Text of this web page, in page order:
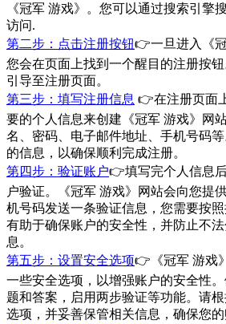
《冠军 游戏》。您可以通过搜索引擎
访问.
第二步：点击注册按钮👉一旦进入《
您会在页面上找到一个醒目的注册按
引导至注册页面。
第三步：填写注册信息 👉在注册页面
要的个人信息来创建《冠军 游戏》网
名、密码、电子邮件地址、手机号码
的信息，以确保顺利完成注册。
第四步：验证账户👉填写完个人信息
户验证。《冠军 游戏》网站会向您提
机号码发送一条验证信息，您需要按
有助于确保账户的安全性，并防止不
息。
第五步：设置安全选项👉《冠军 游戏
一些安全选项，以增强账户的安全性
题和答案，启用两步验证等功能。请
选项，并妥善保管相关信息，确保您的